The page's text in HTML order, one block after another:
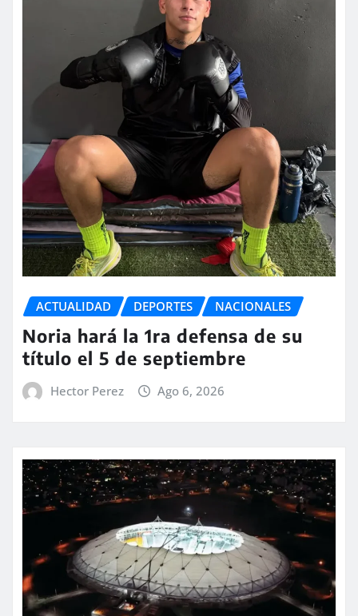
ACTUALIDAD DEPORTES NACIONALES
Noria hará la 1ra defensa de su
título el 5 de septiembre
Hector Perez Ago 6, 2026